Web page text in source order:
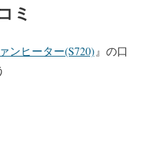
ミ
ンヒーター(S720) 』 の口